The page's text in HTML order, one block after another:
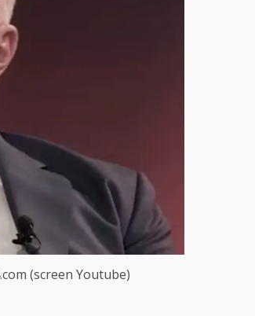
(screen Youtube)